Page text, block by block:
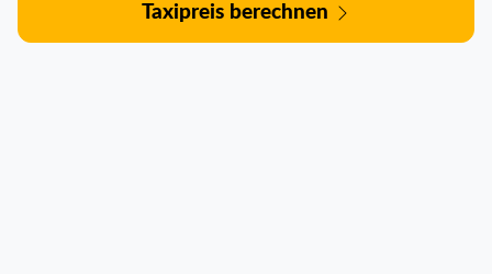
Taxipreis berechnen